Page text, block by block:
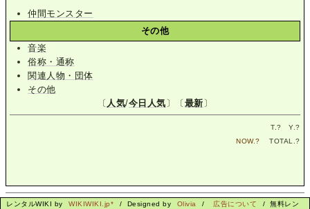
仲間モンスター
その他
音楽
俗称・通称
関連人物・団体
その他
〔 人気/今日人気 〕〔 最新 〕
T.? Y.?
NOW.? TOTAL.?
レンタルWIKI by WIKIWIKI.jp* / Designed by Olivia / 広告について / 無料レン